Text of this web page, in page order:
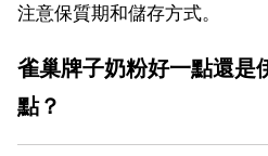
注意保質期和儲存方式。
雀巢牌子奶粉好一點還是
點？